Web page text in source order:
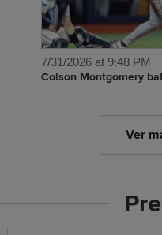
7/31/2026 at 9:48 PM
Colson Montgomery
Ver